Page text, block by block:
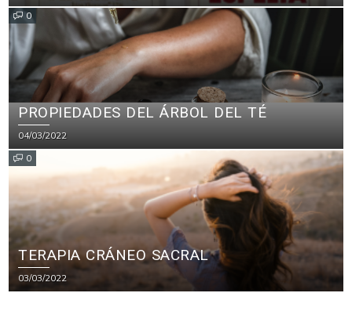
0
PROPIEDADES DEL ÁRBOL DEL TÉ
04/03/2022
0
TERAPIA CRÁNEO SACRAL
03/03/2022